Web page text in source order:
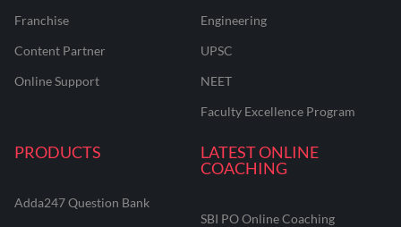
Franchise
Content Partner
Online Support
Engineering
UPSC
NEET
Faculty Excellence Program
PRODUCTS
Adda247 Question Bank
LATEST ONLINE
COACHING
SBI PO Online Coaching